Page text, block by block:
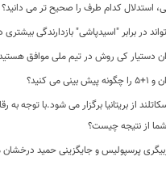
استدلال کدام طرف را صحیح تر می دانید؟
در برابر "اسید‌پاشی" بازدارندگی بیشتری
دستیار کی روش در تیم ملی موافق
کنید؟
از بریتانیا برگزار می شود.با توجه به
از نتیجه چیست؟
پرسپولیس و جایگزینی حمید